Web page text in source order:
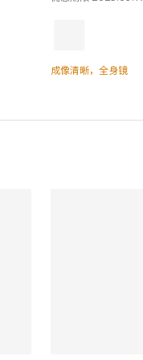
成像清晰，全身镜